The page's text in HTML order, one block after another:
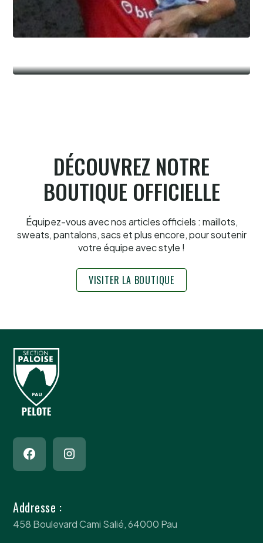
classement
DÉCOUVREZ NOTRE
BOUTIQUE OFFICIELLE
Équipez-vous avec nos articles officiels : maillots,
sweats, pantalons, sacs et plus encore, pour soutenir
votre équipe avec style !
VISITER LA BOUTIQUE
Addresse :
458 Boulevard Cami Salié, 64000 Pau